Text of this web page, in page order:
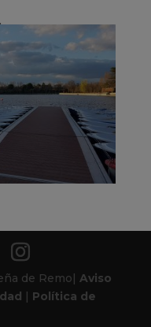
de Remo| Aviso
| Política de